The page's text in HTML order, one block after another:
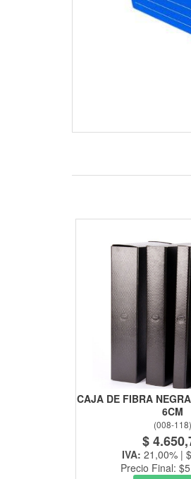
CAJA DE FIBRA
6CM
(008-118)
$
IVA: 21,00% |
Precio Final: